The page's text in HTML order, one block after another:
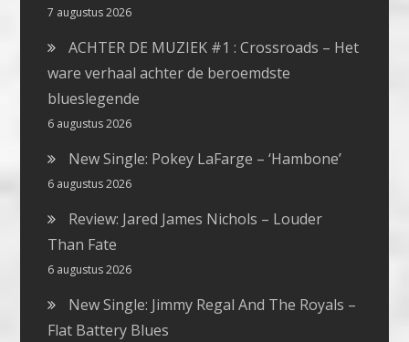
7 augustus 2026
ACHTER DE MUZIEK #1 : Crossroads – Het
ware verhaal achter de beroemdste
blueslegende
6 augustus 2026
New Single: Pokey LaFarge – ‘Hambone’
6 augustus 2026
Review: Jared James Nichols – Louder
Than Fate
6 augustus 2026
New Single: Jimmy Regal And The Royals –
Flat Battery Blues